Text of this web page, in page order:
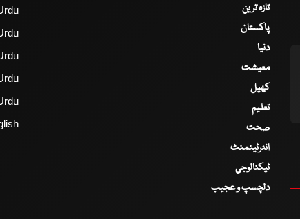
تازہ ترین
پاکستان
دنیا
معیشت
کھیل
تعلیم
صحت
انٹرٹینمنٹ
ٹیکنالوجی
دلچسپ و عجیب